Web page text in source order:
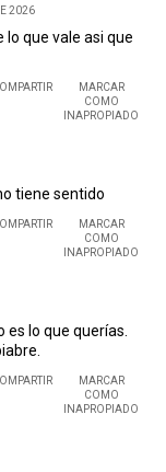
2026
que vale asi que
MARCAR
COMO
INAPROPIADO
tiene sentido
MARCAR
COMO
INAPROPIADO
es lo que querías.
MARCAR
COMO
INAPROPIADO